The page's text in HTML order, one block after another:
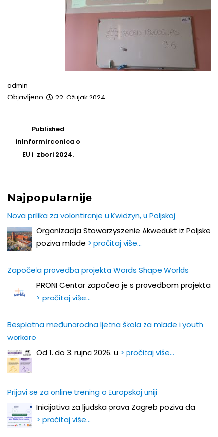
admin
Objavljeno 22. Ožujak 2024.
navigation
Published
inInformiraonica o
EU i Izbori 2024.
Najpopularnije
Nova prilika za volontiranje u Kwidzyn, u Poljskoj
Organizacija Stowarzyszenie Akwedukt iz Poljske
poziva mlade > pročitaj više…
Započela provedba projekta Words Shape Worlds
PRONI Centar započeo je s provedbom projekta
> pročitaj više…
Besplatna međunarodna ljetna škola za mlade i youth
workere
Od 1. do 3. rujna 2026. u > pročitaj više…
Prijavi se za online trening o Europskoj uniji
Inicijativa za ljudska prava Zagreb poziva da
> pročitaj više…